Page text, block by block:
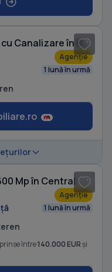
Casă individuală cu 3 camere cu Canalizare în Nord
Agenție
1 lună în urmă
Mp în Central
Agenție
1 lună în urmă
între140.000 EURși